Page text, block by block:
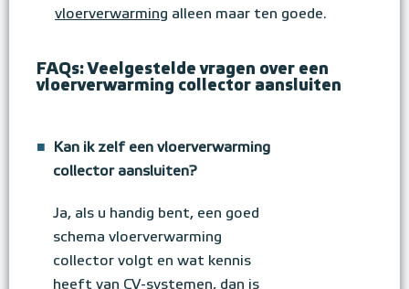
vloerverwarming alleen maar ten goede.
FAQs: Veelgestelde vragen over een
vloerverwarming collector aansluiten
■
Kan ik zelf een vloerverwarming
collector aansluiten?
Ja, als u handig bent, een goed
schema vloerverwarming
collector volgt en wat kennis
heeft van CV-systemen, dan is